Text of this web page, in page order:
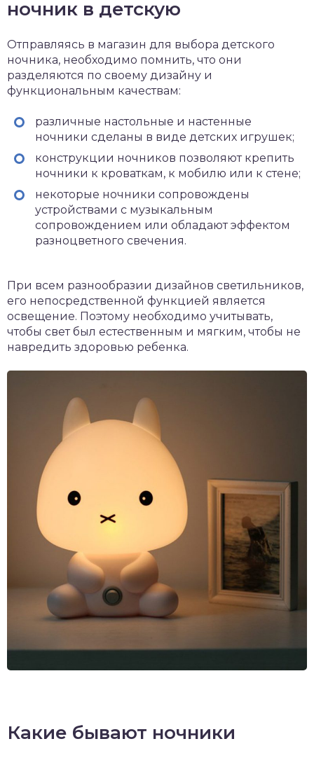
ночник в детскую
Отправляясь в магазин для выбора детского
ночника, необходимо помнить, что они
разделяются по своему дизайну и
функциональным качествам:
различные настольные и настенные
ночники сделаны в виде детских игрушек;
конструкции ночников позволяют крепить
ночники к кроваткам, к мобилю или к стене;
некоторые ночники сопровождены
устройствами с музыкальным
сопровождением или обладают эффектом
разноцветного свечения.
При всем разнообразии дизайнов светильников,
его непосредственной функцией является
освещение. Поэтому необходимо учитывать,
чтобы свет был естественным и мягким, чтобы не
навредить здоровью ребенка.
Какие бывают ночники